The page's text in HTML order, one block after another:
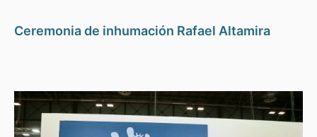
Ceremonia de inhumación Rafael Altamira